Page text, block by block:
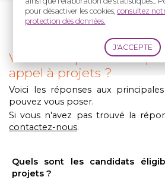
pour désactiver les cookies,consultez
protection des données.
Vous vous posez des
appel à projets ?
Voici les réponses aux
pouvez vous poser.
Si vous n'avez pas trouvé la
contactez-nous.
Quels sont les candidats
projets ?